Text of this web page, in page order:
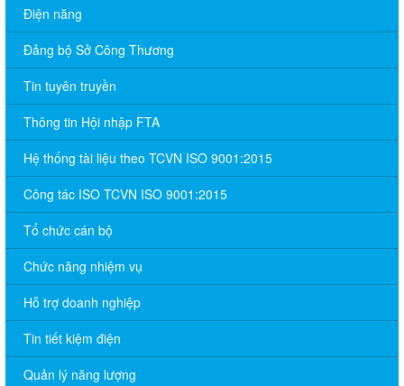
Điện năng
Đảng bộ Sở Công Thương
Tin tuyên truyền
Thông tin Hội nhập FTA
Hệ thống tài liệu theo TCVN ISO 9001:2015
Công tác ISO TCVN ISO 9001:2015
Tổ chức cán bộ
Chức năng nhiệm vụ
Hỗ trợ doanh nghiệp
Tin tiết kiệm điện
Quản lý năng lượng